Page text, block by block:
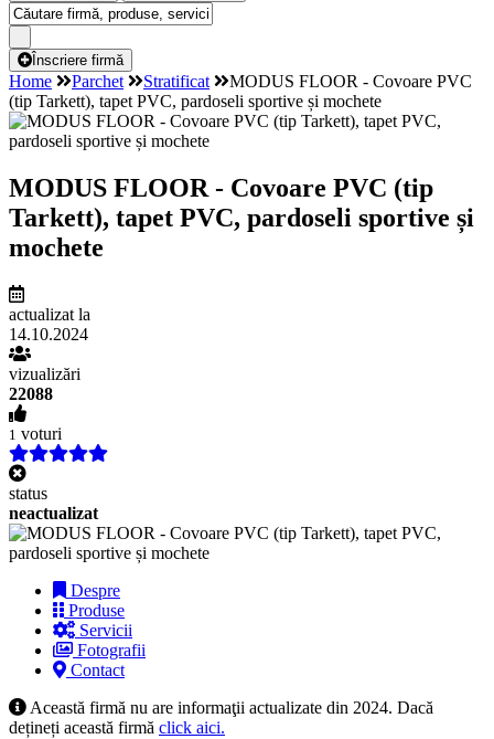
Înscriere firmă
Home Parchet Stratificat
MODUS FLOOR - Covoare PVC
(tip Tarkett), tapet PVC, pardoseli sportive și mochete
MODUS FLOOR - Covoare PVC (tip
Tarkett), tapet PVC, pardoseli sportive și
mochete
actualizat la
14.10.2024
vizualizări
22088
1 voturi
status
neactualizat
Despre
Produse
Servicii
Fotografii
Contact
Această firmă nu are informaţii actualizate din 2024. Dacă
dețineți această firmă click aici.